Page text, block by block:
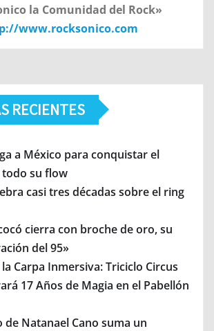
la Comunidad del Rock»
www.rocksonico.com
RECIENTES
a México para conquistar el
su flow
casi tres décadas sobre el ring
cierra con broche de oro, su
del 95»
la Carpa Inmersiva: Triciclo Circus
17 Años de Magia en el Pabellón
de Natanael Cano suma un